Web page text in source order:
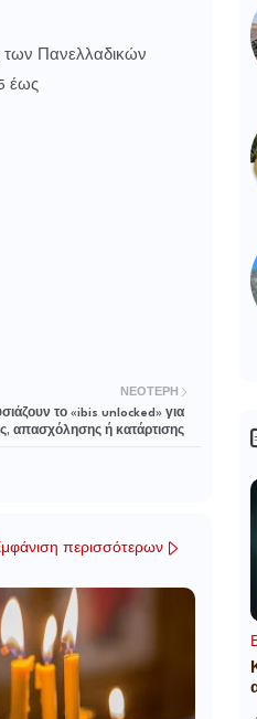
των Πανελλαδικών
έως
ΝΕΌΤΕΡΗ
το «ibis unlocked» για
απασχόλησης ή κατάρτισης
περισσότερων